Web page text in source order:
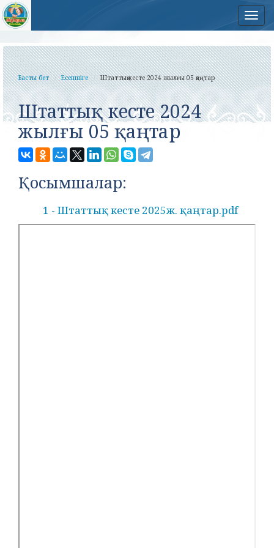
Басты бет Есепшіге Штаттық кесте 2024 жылғы 05 қаңтар
Штаттық кесте 2024
жылғы 05 қаңтар
Қосымшалар:
1 - Штаттық кесте 2025ж. қаңтар.pdf